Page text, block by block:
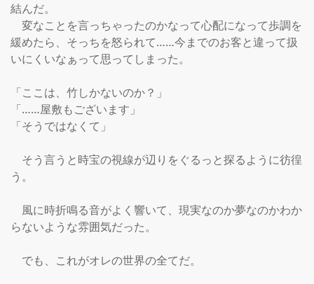
結んだ。
変なことを言っちゃったのかなって心配になって歩調を
緩めたら、そっちを怒られて……今までのお客と違って扱
いにくいなぁって思ってしまった。
「ここは、竹しかないのか？」
「……屋敷もございます」
「そうではなくて」
そう言うと時宝の視線が辺りをぐるっと探るように彷徨
う。
風に時折鳴る音がよく響いて、現実なのか夢なのかわか
らないような雰囲気だった。
でも、これがオレの世界の全てだ。